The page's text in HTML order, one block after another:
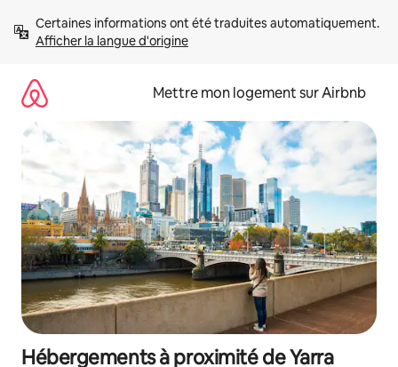
directement
Afficher la langue d'origine
Mettre mon logement sur Airbnb
Hébergements à proximité de Yarra